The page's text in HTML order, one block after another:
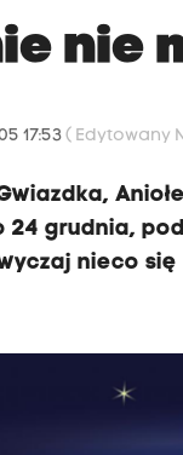
nie
17:53( Edytowany
grudnia,
nieco